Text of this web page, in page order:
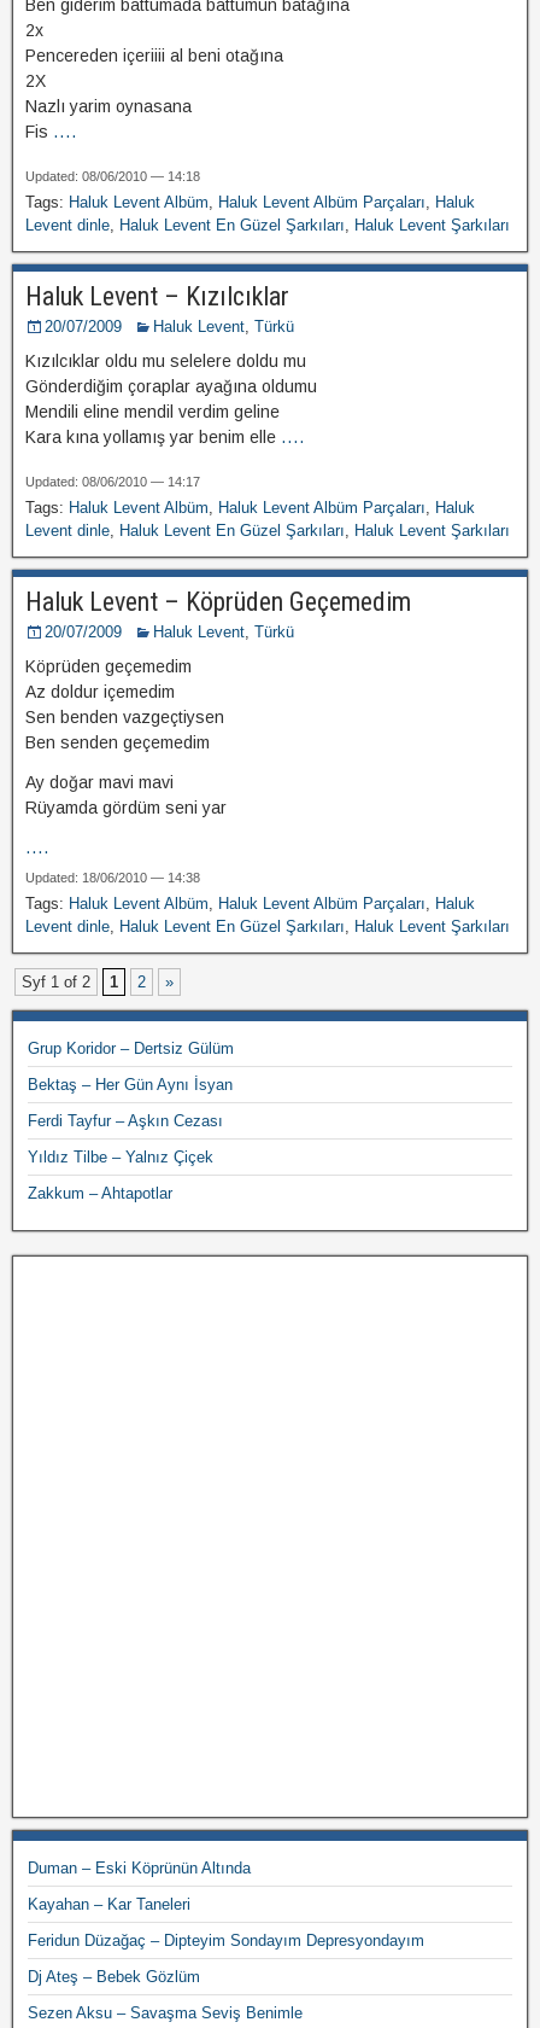
Ben giderim battumada battumun batağına
2x
Pencereden içeriiii al beni otağına
2X
Nazlı yarim oynasana
Fis ....
Updated: 08/06/2010 — 14:18
Tags: Haluk Levent Albüm, Haluk Levent Albüm Parçaları, Haluk
Levent dinle, Haluk Levent En Güzel Şarkıları, Haluk Levent Şarkıları
Haluk Levent – Kızılcıklar
20/07/2009 Haluk Levent, Türkü
Kızılcıklar oldu mu selelere doldu mu
Gönderdiğim çoraplar ayağına oldumu
Mendili eline mendil verdim geline
Kara kına yollamış yar benim elle ....
Updated: 08/06/2010 — 14:17
Tags: Haluk Levent Albüm, Haluk Levent Albüm Parçaları, Haluk
Levent dinle, Haluk Levent En Güzel Şarkıları, Haluk Levent Şarkıları
Haluk Levent – Köprüden Geçemedim
20/07/2009 Haluk Levent, Türkü
Köprüden geçemedim
Az doldur içemedim
Sen benden vazgeçtiysen
Ben senden geçemedim
Ay doğar mavi mavi
Rüyamda gördüm seni yar
....
Updated: 18/06/2010 — 14:38
Tags: Haluk Levent Albüm, Haluk Levent Albüm Parçaları, Haluk
Levent dinle, Haluk Levent En Güzel Şarkıları, Haluk Levent Şarkıları
Syf 1 of 2 1 2 »
Grup Koridor – Dertsiz Gülüm
Bektaş – Her Gün Aynı İsyan
Ferdi Tayfur – Aşkın Cezası
Yıldız Tilbe – Yalnız Çiçek
Zakkum – Ahtapotlar
Duman – Eski Köprünün Altında
Kayahan – Kar Taneleri
Feridun Düzağaç – Dipteyim Sondayım Depresyondayım
Dj Ateş – Bebek Gözlüm
Sezen Aksu – Savaşma Seviş Benimle